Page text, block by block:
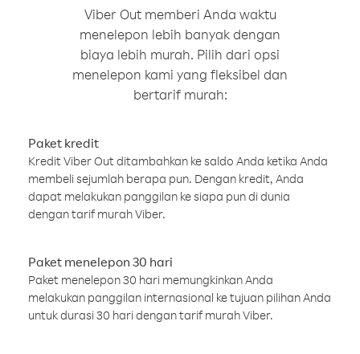
Viber Out memberi Anda waktu
menelepon lebih banyak dengan
biaya lebih murah. Pilih dari opsi
menelepon kami yang fleksibel dan
bertarif murah:
Paket kredit
Kredit Viber Out ditambahkan ke saldo Anda ketika Anda
membeli sejumlah berapa pun. Dengan kredit, Anda
dapat melakukan panggilan ke siapa pun di dunia
dengan tarif murah Viber.
Paket menelepon 30 hari
Paket menelepon 30 hari memungkinkan Anda
melakukan panggilan internasional ke tujuan pilihan Anda
untuk durasi 30 hari dengan tarif murah Viber.